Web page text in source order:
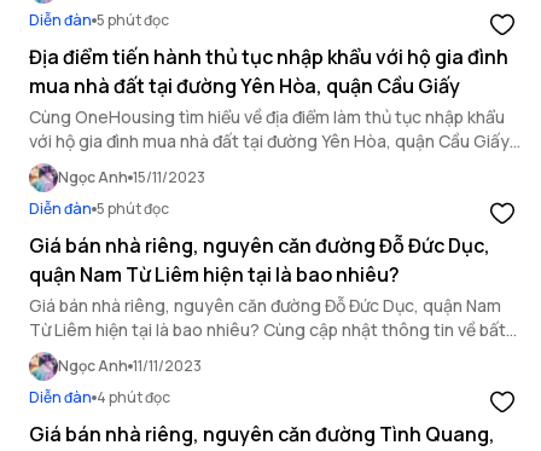
Diễn đàn 5 phút đọc
Địa điểm tiến hành thủ tục nhập khẩu với hộ gia đình
mua nhà đất tại đường Yên Hòa, quận Cầu Giấy
Cùng OneHousing tìm hiểu về địa điểm làm thủ tục nhập khẩu
với hộ gia đình mua nhà đất tại đường Yên Hòa, quận Cầu Giấy
ngay sau đây.
Ngọc Anh 15/11/2023
Diễn đàn 5 phút đọc
Giá bán nhà riêng, nguyên căn đường Đỗ Đức Dục,
quận Nam Từ Liêm hiện tại là bao nhiêu?
Giá bán nhà riêng, nguyên căn đường Đỗ Đức Dục, quận Nam
Từ Liêm hiện tại là bao nhiêu? Cùng cập nhật thông tin về bất
động sản quận Nam Từ Liêm trong bài viết sau.
Ngọc Anh 11/11/2023
Diễn đàn 4 phút đọc
Giá bán nhà riêng, nguyên căn đường Tình Quang,